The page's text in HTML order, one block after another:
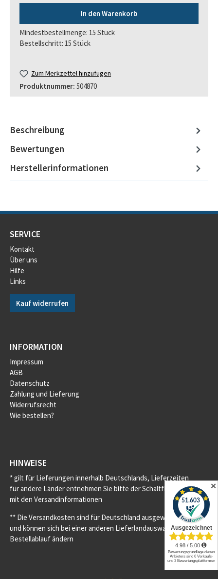
In den Warenkorb
Mindestbestellmenge: 15 Stück
Bestellschritt: 15 Stück
Zum Merkzettel hinzufügen
Produktnummer: 504870
Beschreibung
Bewertungen
Herstellerinformationen
SERVICE
Kontakt
Über uns
Hilfe
Links
Kauf widerrufen
INFORMATION
Impressum
AGB
Datenschutz
Zahlung und Lieferung
Widerrufsrecht
Wie bestellen?
HINWEISE
* gilt für Lieferungen innerhalb Deutschlands, Lieferzeiten
für andere Länder entnehmen Sie bitte der Schaltfläche
mit den Versandinformationen
** Die Versandkosten sind für Deutschland ausgewiesen
und können sich bei einer anderen Lieferlandauswahl im
Bestellablauf ändern
✕